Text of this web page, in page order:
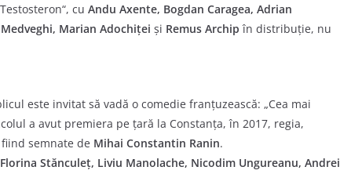
cu Andu Axente, Bogdan Caragea, Adrian
Marian Adochiței și Remus Archipîn distribuție, nu
este invitat să vadă o comedie franțuzească: „Cea mai
a avut premiera pe țară la Constanța, în 2017, regia,
semnate de Mihai Constantin Ranin.
Florina Stănculeţ, Liviu Manolache, Nicodim Ungureanu, Andrei